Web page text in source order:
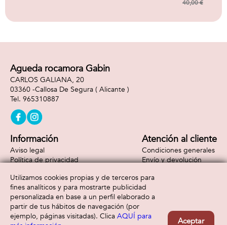
Lego Creator40,00 €
Agueda rocamora Gabin
CARLOS GALIANA, 20
03360 -Callosa De Segura ( Alicante )
965310887
Información
Aviso legal
Política de privacidad
Atención al cliente
Condiciones generales
Envío y devolución
Formas de pago
Utilizamos cookies propias y de terceros para
fines analíticos y para mostrarte publicidad
personalizada en base a un perfil elaborado a
partir de tus hábitos de navegación (por
ejemplo, páginas visitadas). Clica AQUÍ para
Aceptar